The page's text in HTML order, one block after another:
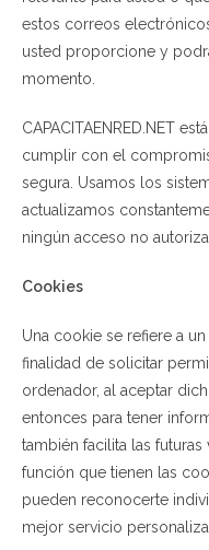
estos correos
usted proporcione y
momento.
CAPACITAENRED.NET
cumplir con el
segura. Usamos los
actualizamos
ningún acceso no
Cookies
Una cookie se refiere a
finalidad de solicitar
ordenador, al aceptar
entonces para tener
también facilita las futuras
función que tienen las
pueden reconocerte
mejor servicio